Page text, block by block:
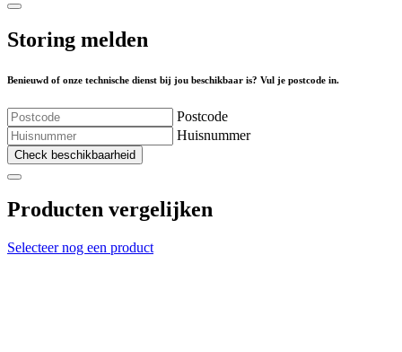
Storing melden
Benieuwd of onze technische dienst bij jou beschikbaar is? Vul je postcode in.
Postcode
Huisnummer
Check beschikbaarheid
Producten vergelijken
Selecteer nog een product